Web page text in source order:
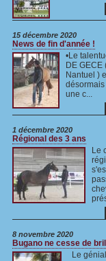
15 décembre 2020
News de fin d'année !
•Le
DE GECE
Nantuel )
une c...
1 décembre 2020
Régional des 3 ans
Le
8 novembre 2020
Bugano ne cesse de
Le